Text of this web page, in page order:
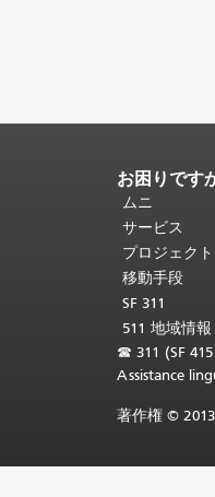
ペ
ー
ジ
コ
ン
テ
の
終
わ
お困りです
ムニ
サービス
プロジェクト
移動手段
SF 311
511 地域情報
☎ 311 (SF
Assistance
著作権 ©